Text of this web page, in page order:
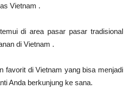
Vietnam .
di area pasar pasar tradisional
di Vietnam .
favorit di Vietnam yang bisa menjadi
Anda berkunjung ke sana.